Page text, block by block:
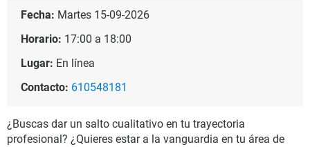
Fecha: Martes 15-09-2026
Horario: 17:00 a 18:00
Lugar: En línea
Contacto: 610548181
¿Buscas dar un salto cualitativo en tu trayectoria
profesional? ¿Quieres estar a la vanguardia en tu área de